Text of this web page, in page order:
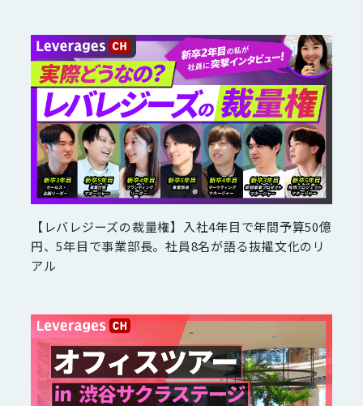
【レバレジーズの裁量権】入社4年目で年間予算50億
円、5年目で事業部長。社員8名が語る抜擢文化のリ
アル